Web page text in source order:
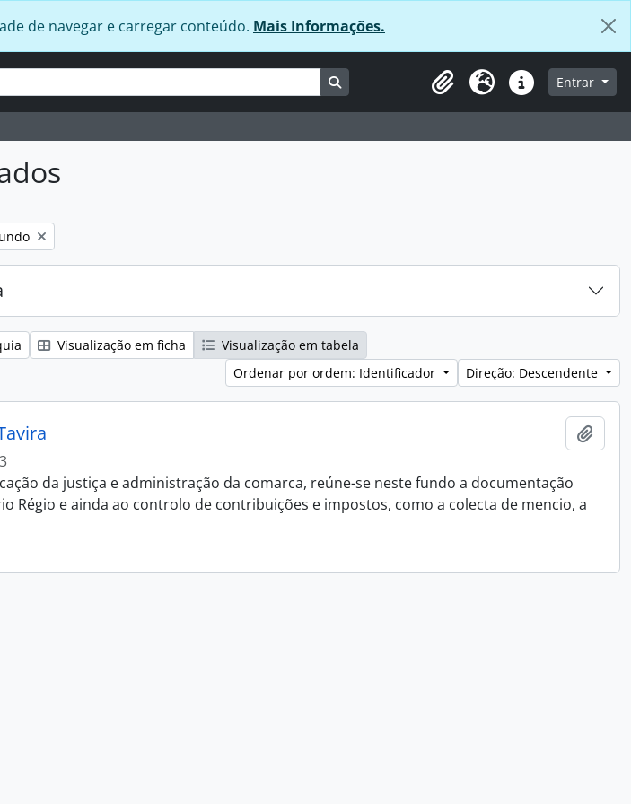
de navegar e carregar conteúdo. Mais Informações.
Busque na página de navegação
Área de transferência
Idioma Ligações rápidas
Entrar
filtro:
Visualização em ficha
Visualização em tabela
Ordenar por ordem: Identificador
Direção: Descendente
da justiça e administração da comarca, reúne-se neste fundo a documentação
Régio e ainda ao controlo de contribuições e impostos, como a colecta de mencio, a